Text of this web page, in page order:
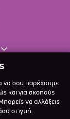
να σου παρέχουμε
και για σκοπούς
να αλλάξεις
στιγμή.